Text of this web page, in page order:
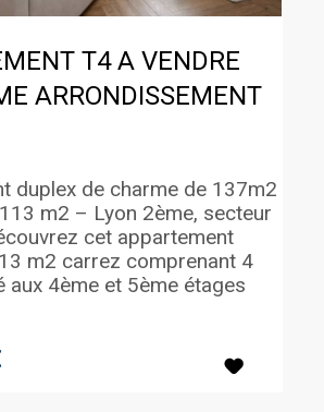
T4 A VENDRE
ARRONDISSEMENT
duplex de charme de 137m2
m2 – Lyon 2ème, secteur
cet appartement
m2 carrez comprenant 4
aux 4ème et 5ème étages